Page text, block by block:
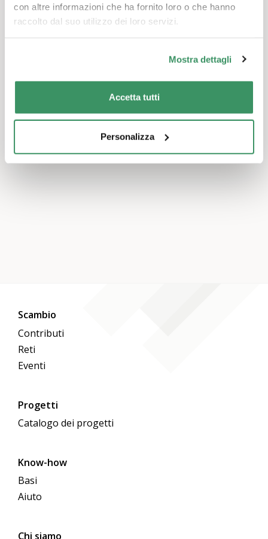
con altre informazioni che ha fornito loro o che hanno
raccolto dal suo utilizzo dei loro servizi.
Mostra dettagli
Accetta tutti
Personalizza
Scambio
Contributi
Reti
Eventi
Progetti
Catalogo dei progetti
Know-how
Basi
Aiuto
Chi siamo